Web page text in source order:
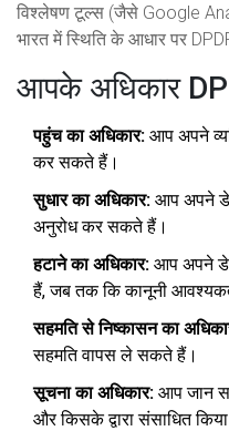
विश्लेषण टूल्स (जैसे Google
भारत में स्थिति के आधार पर
आपके अधिकार
पहुंच का अधिकार: आप अपने
कर सकते हैं।
सुधार का अधिकार: आप अपने
अनुरोध कर सकते हैं।
हटाने का अधिकार: आप अपने
हैं, जब तक कि कानूनी
सहमति से निष्कासन का
सहमति वापस ले सकते हैं।
सूचना का अधिकार: आप जान
और किसके द्वारा संसाधित